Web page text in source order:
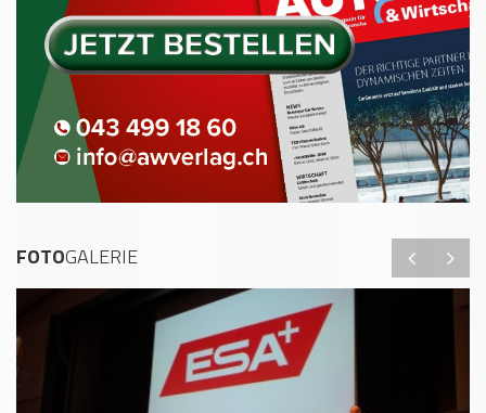
FOTOGALERIE